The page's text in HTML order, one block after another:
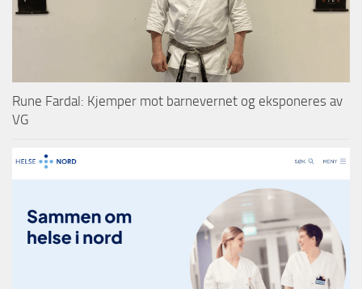
Rune Fardal: Kjemper mot barnevernet og eksponeres av
VG